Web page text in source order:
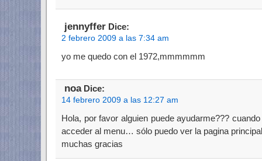
jennyffer Dice:
2 febrero 2009 a las 7:34 am
yo me quedo con el 1972,mmmmmm
noaDice:
14 febrero 2009 a las 12:27 am
Hola, por favor alguien puede ayudarme???
acceder al menu… sólo puedo ver la pagina
muchas gracias